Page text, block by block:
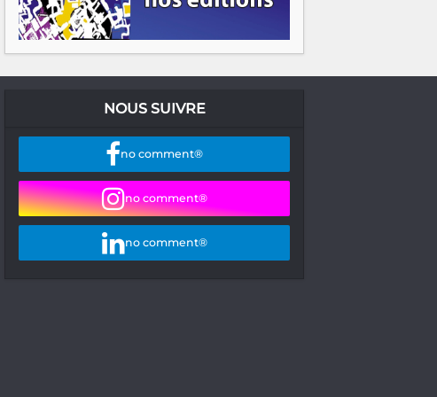
NOUS SUIVRE
no comment®
no comment®
no comment®